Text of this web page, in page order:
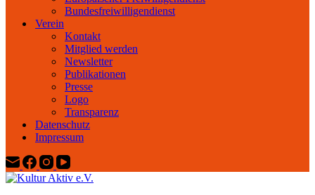
Bundesfreiwilligendienst
Verein
Kontakt
Mitglied werden
Newsletter
Publikationen
Presse
Logo
Transparenz
Datenschutz
Impressum